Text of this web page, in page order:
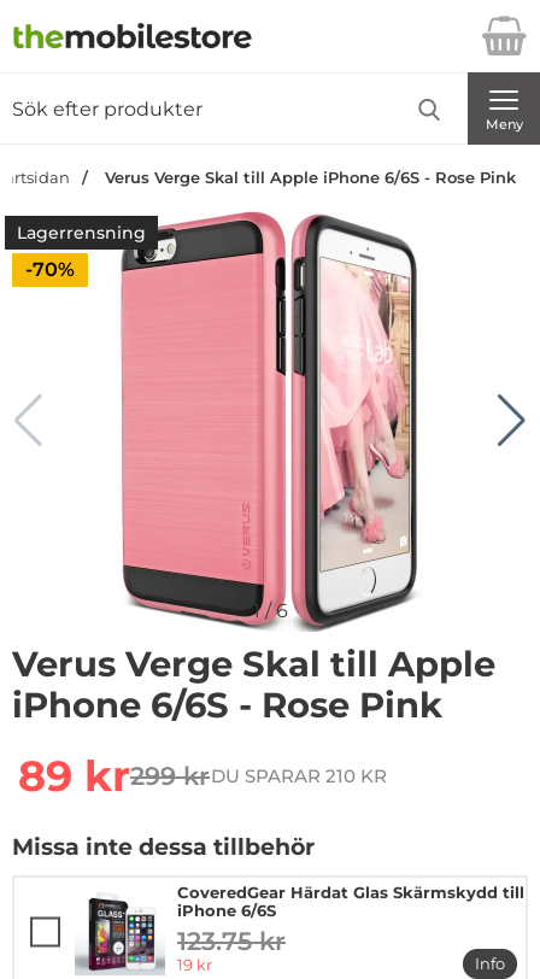
Startsidan för Danira Telecom AB
Meny
Verus Verge Skal till Apple iPhone 6/6S - Rose Pink
Lagerrensning
Priset är nedsatt med
-70%
1/6
Verus Verge Skal till Apple
iPhone 6/6S - Rose Pink
rea pris
89 krtidigare pris
299 krDU SPARAR 210 KR
Missa inte dessa tillbehör
CoveredGear Härdat Glas Skärmskydd till
iPhone 6/6S
tidigare pris
123.75 kr
rea pris
19 kr
Info